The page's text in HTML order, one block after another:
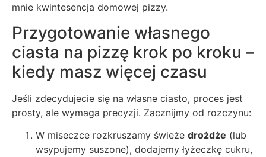
mnie kwintesencja domowej pizzy.
Przygotowanie własnego
ciasta na pizzę krok po kroku –
kiedy masz więcej czasu
Jeśli zdecydujecie się na własne ciasto, proces jest
prosty, ale wymaga precyzji. Zacznijmy od rozczynu:
W miseczce rozkruszamy świeże drożdże (lub
wsypujemy suszone), dodajemy łyżeczkę cukru,